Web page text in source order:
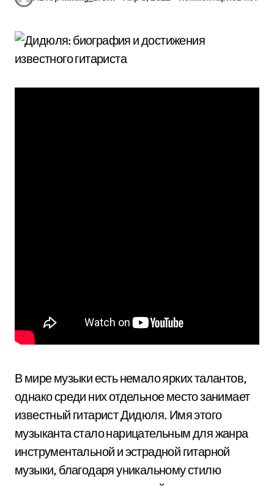
В мире музыки есть немало ярких талантов,
однако среди них отдельное место занимает
известный гитарист Дидюля. Имя этого
музыканта стало нарицательным для жанра
инструментальной и эстрадной гитарной
музыки, благодаря уникальному стилю